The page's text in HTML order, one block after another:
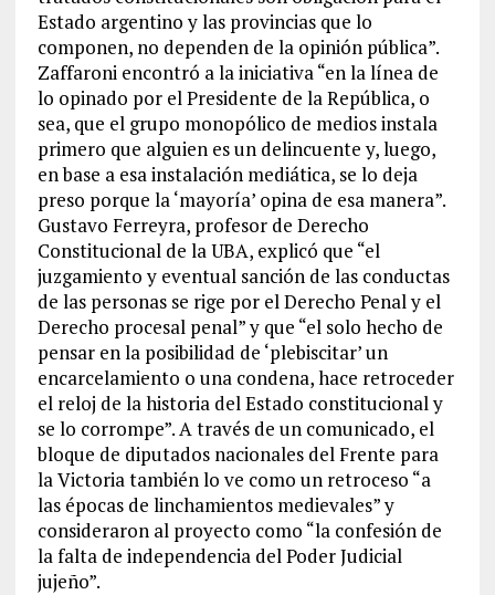
Estado argentino y las provincias que lo
componen, no dependen de la opinión pública”.
Zaffaroni encontró a la iniciativa “en la línea de
lo opinado por el Presidente de la República, o
sea, que el grupo monopólico de medios instala
primero que alguien es un delincuente y, luego,
en base a esa instalación mediática, se lo deja
preso porque la ‘mayoría’ opina de esa manera”.
Gustavo Ferreyra, profesor de Derecho
Constitucional de la UBA, explicó que “el
juzgamiento y eventual sanción de las conductas
de las personas se rige por el Derecho Penal y el
Derecho procesal penal” y que “el solo hecho de
pensar en la posibilidad de ‘plebiscitar’ un
encarcelamiento o una condena, hace retroceder
el reloj de la historia del Estado constitucional y
se lo corrompe”. A través de un comunicado, el
bloque de diputados nacionales del Frente para
la Victoria también lo ve como un retroceso “a
las épocas de linchamientos medievales” y
consideraron al proyecto como “la confesión de
la falta de independencia del Poder Judicial
jujeño”.